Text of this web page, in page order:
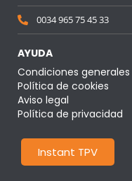
0034 965 75 45 33
AYUDA
Condiciones generales
Política de cookies
Aviso legal
Política de privacidad
Instant TPV